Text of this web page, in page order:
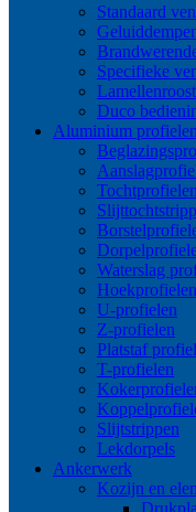
Standaard
Specifieke
Duco
Aluminium profielen
Tochtprofielen
Waterslag
Hoekprofielen
U-profielen
Z-profielen
Platstaf
T-profielen
Slijtstrippen
Lekdorpels
Ankerwerk
Kozijn en